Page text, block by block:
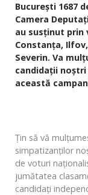
București 1687
Camera
au susținut prin
Constanța,
Severin. Va
candidații
această
Țin să vă
simpatizanților
de voturi
jumătatea
candidați